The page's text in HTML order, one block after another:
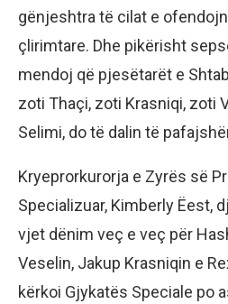
gënjeshtra të cilat e
çlirimtare. Dhe pikërisht
mendoj që pjesëtarët e
zoti Thaçi, zoti Krasniqi, zoti
Selimi, do të dalin të
Kryeprorkurorja e Zyrës së
Specializuar, Kimberly Ëest,
vjet dënim veç e veç për
Veselin, Jakup Krasniqin e
kërkoi Gjykatës Speciale po